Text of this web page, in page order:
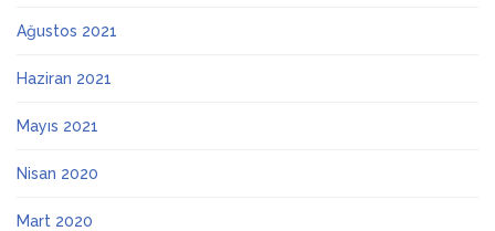
Ağustos 2021
Haziran 2021
Mayıs 2021
Nisan 2020
Mart 2020